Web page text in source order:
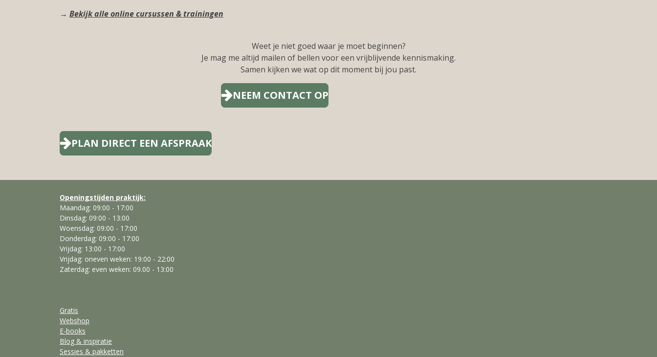
→ Bekijk alle online cursussen & trainingen
Weet je niet goed waar je moet beginnen?
Je mag me altijd mailen of bellen voor een vrijblijvende kennismaking.
Samen kijken we wat op dit moment bij jou past.
NEEM CONTACT OP
PLAN DIRECT EEN AFSPRAAK
Openingstijden praktijk:
Maandag: 09:00 - 17:00
Dinsdag: 09:00 - 13:00
Woensdag: 09:00 - 17:00
Donderdag: 09:00 - 17:00
Vrijdag: 13:00 - 17:00
Vrijdag: oneven weken: 19:00 - 22:00
Zaterdag: even weken: 09.00 - 13:00
Gratis
Webshop
E-books
Blog & inspiratie
Sessies & pakketten